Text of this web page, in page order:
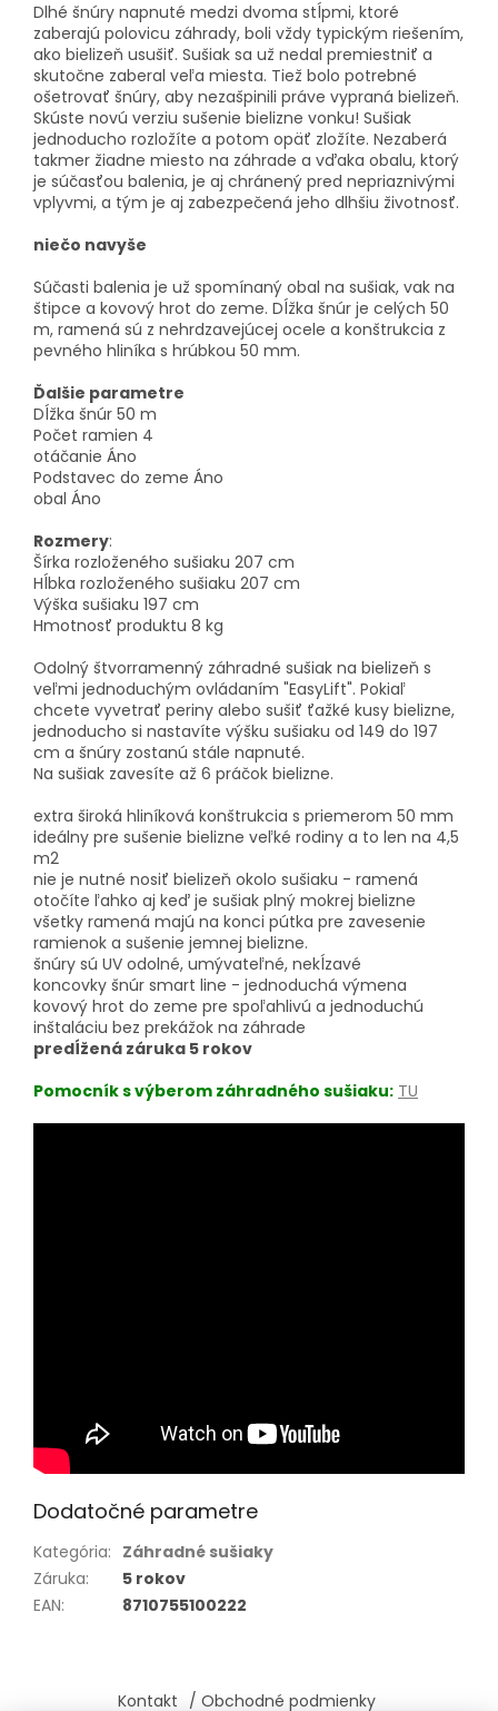
Dlhé šnúry napnuté medzi dvoma stĺpmi, ktoré
zaberajú polovicu záhrady, boli vždy typickým riešením,
ako bielizeň usušiť. Sušiak sa už nedal premiestniť a
skutočne zaberal veľa miesta. Tiež bolo potrebné
ošetrovať šnúry, aby nezašpinili práve vypraná bielizeň.
Skúste novú verziu sušenie bielizne vonku! Sušiak
jednoducho rozložíte a potom opäť zložíte. Nezaberá
takmer žiadne miesto na záhrade a vďaka obalu, ktorý
je súčasťou balenia, je aj chránený pred nepriaznivými
vplyvmi, a tým je aj zabezpečená jeho dlhšiu životnosť.
niečo navyše
Súčasti balenia je už spomínaný obal na sušiak, vak na
štipce a kovový hrot do zeme. Dĺžka šnúr je celých 50
m, ramená sú z nehrdzavejúcej ocele a konštrukcia z
pevného hliníka s hrúbkou 50 mm.
Ďalšie parametre
Dĺžka šnúr 50 m
Počet ramien 4
otáčanie Áno
Podstavec do zeme Áno
obal Áno
Rozmery:
Šírka rozloženého sušiaku 207 cm
Hĺbka rozloženého sušiaku 207 cm
Výška sušiaku 197 cm
Hmotnosť produktu 8 kg
Odolný štvorramenný záhradné sušiak na bielizeň s
veľmi jednoduchým ovládaním "EasyLift". Pokiaľ
chcete vyvetrať periny alebo sušiť ťažké kusy bielizne,
jednoducho si nastavíte výšku sušiaku od 149 do 197
cm a šnúry zostanú stále napnuté.
Na sušiak zavesíte až 6 práčok bielizne.
extra široká hliníková konštrukcia s priemerom 50 mm
ideálny pre sušenie bielizne veľké rodiny a to len na 4,5
m2
nie je nutné nosiť bielizeň okolo sušiaku - ramená
otočíte ľahko aj keď je sušiak plný mokrej bielizne
všetky ramená majú na konci pútka pre zavesenie
ramienok a sušenie jemnej bielizne.
šnúry sú UV odolné, umývateľné, nekĺzavé
koncovky šnúr smart line - jednoduchá výmena
kovový hrot do zeme pre spoľahlivú a jednoduchú
inštaláciu bez prekážok na záhrade
predĺžená záruka 5 rokov
Pomocník s výberom záhradného sušiaku: TU
Dodatočné parametre
Kategória: Záhradné sušiaky
Záruka:
5 rokov
EAN: 8710755100222
Kontakt / Obchodné podmienky